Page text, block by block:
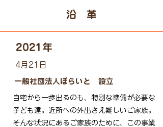
​沿 革
2021年
4月21日
一般社団法人ぽらいと 設立
自宅から一歩出るのも、特別な準備が必要な
子ども達。近所への外出さえ難しいご家族。
そんな状況にあるご家族のために、この事業